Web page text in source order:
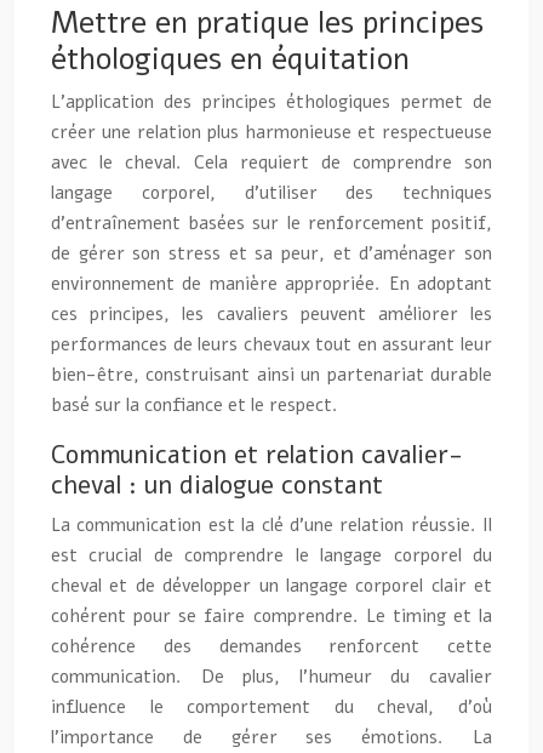
Mettre en pratique les principes
éthologiques en équitation
L’application des principes éthologiques permet de
créer une relation plus harmonieuse et respectueuse
avec le cheval. Cela requiert de comprendre son
langage corporel, d’utiliser des techniques
d’entraînement basées sur le renforcement positif,
de gérer son stress et sa peur, et d’aménager son
environnement de manière appropriée. En adoptant
ces principes, les cavaliers peuvent améliorer les
performances de leurs chevaux tout en assurant leur
bien-être, construisant ainsi un partenariat durable
basé sur la confiance et le respect.
Communication et relation cavalier-
cheval : un dialogue constant
La communication est la clé d’une relation réussie. Il
est crucial de comprendre le langage corporel du
cheval et de développer un langage corporel clair et
cohérent pour se faire comprendre. Le timing et la
cohérence des demandes renforcent cette
communication. De plus, l’humeur du cavalier
influence le comportement du cheval, d’où
l’importance de gérer ses émotions. La